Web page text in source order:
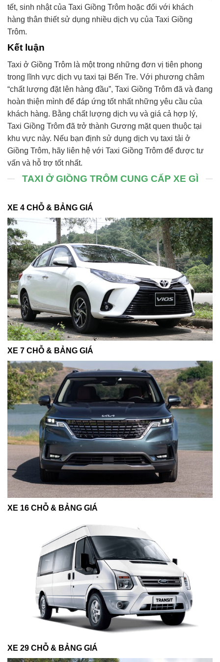
tết, sinh nhật của Taxi Giồng Trôm hoặc đối với khách
hàng thân thiết sử dụng nhiều dịch vụ của Taxi Giồng
Trôm.
Kết luận
Taxi ở Giồng Trôm là một trong những đơn vị tiên phong
trong lĩnh vực dịch vụ taxi tại Bến Tre. Với phương châm
“chất lượng đặt lên hàng đầu”, Taxi Giồng Trôm đã và đang
hoàn thiện mình để đáp ứng tốt nhất những yêu cầu của
khách hàng. Bằng chất lượng dịch vụ và giá cả hợp lý,
Taxi Giồng Trôm đã trở thành Gương mặt quen thuộc tại
khu vực này. Nếu bạn định sử dụng dịch vụ taxi tải ở
Giồng Trôm, hãy liên hệ với Taxi Giồng Trôm để được tư
vấn và hỗ trợ tốt nhất.
TAXI Ở GIỒNG TRÔM CUNG CẤP XE GÌ
XE 4 CHỖ & BẢNG GIÁ
XE 7 CHỖ & BẢNG GIÁ
XE 16 CHỖ & BẢNG GIÁ
XE 29 CHỖ & BẢNG GIÁ